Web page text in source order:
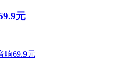
元